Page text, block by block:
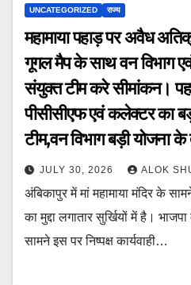
UNCATEGORIZED राज्य
महामाया पहाड़ पर अवैध
गूगल मैप के साथ वन विभाग
संयुक्त टीम करे सीमांकन।
पीसीसीएफ एवं कलेक्टर का
टीम,वन विभाग बड़ी योजना के
JULY 30, 2026 ALOK
अंबिकापुर में मां महामाया मंदिर के
का मुद्दा लगातार सुर्खियों में है।
सामने इस पर निष्पक्ष कार्यवाही…